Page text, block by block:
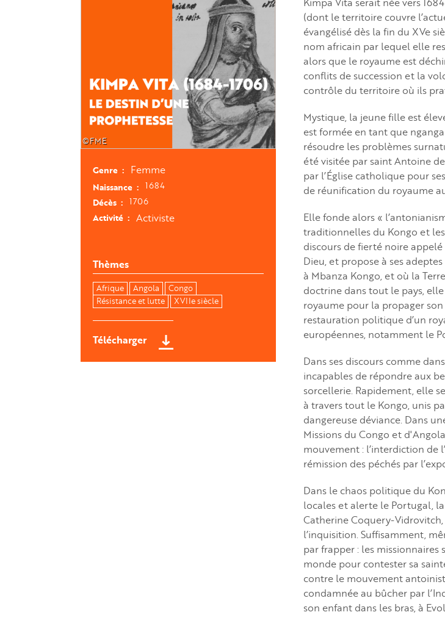
©FME
Genre Femme
Naissance 1684
Décès 1706
Activité Activiste
Thèmes
Afrique Angola
Congo
Résistance et lutte
XVIIe siècle
Télécharger
(dont le territoire couvre
évangélisé dès la fin du XVe
nom africain par lequel elle
alors que le royaume est
conflits de succession et la
contrôle du territoire où ils
Mystique, la jeune fille est
est formée en tant que
résoudre les problèmes
été visitée par saint Antoine
par l’Église catholique pour
de réunification du royaume
Elle fonde alors «
traditionnelles du Kongo et
discours de fierté noire
Dieu, et propose à ses
à Mbanza Kongo, et où la
doctrine dans tout le pays,
royaume pour la propager
restauration politique d’un
européennes, notamment le
Dans ses discours comme
incapables de répondre aux
sorcellerie. Rapidement, elle
à travers tout le Kongo, unis
dangereuse déviance. Dans
Missions du Congo et
mouvement : l’interdiction de
rémission des péchés par
Dans le chaos politique du
locales et alerte le Portugal,
Catherine Coquery-
l’inquisition. Suffisamment,
par frapper : les
monde pour contester sa
contre le mouvement
condamnée au bûcher par
son enfant dans les bras, à